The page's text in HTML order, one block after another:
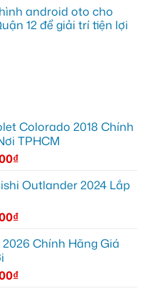
android oto cho
12 để giải trí tiện lợi
Colorado 2018 Chính
TPHCM
₫
Outlander 2024 Lắp
₫
Chính Hãng Giá
₫